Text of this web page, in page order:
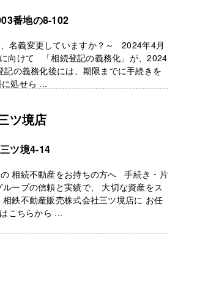
番地の8-102
名義変更していますか？～ 2024年4月
向けて 「相続登記の義務化」が、2024
の義務化後には、期限までに手続きを
処せら ...
ツ境店
ツ境4-14
相続不動産をお持ちの方へ 手続き・片
ープの信頼と実績で、 大切な資産をス
鉄不動産販売株式会社三ツ境店に お任
こちらから ...